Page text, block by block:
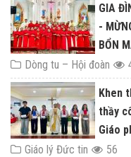
GIA
-
BỔN
Dòng tu – Hội đoàn
Khen
thầy
Giáo
Giáo lý Đức tin
56